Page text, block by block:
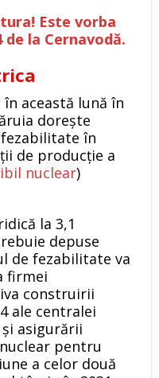
Este vorba
la Cernavodă.
această lună în
dorește
în
de producție a
nuclear)
la 3,1
depuse
de fezabilitate va
firmei
construirii
ale centralei
și asigurării
pentru
a celor două